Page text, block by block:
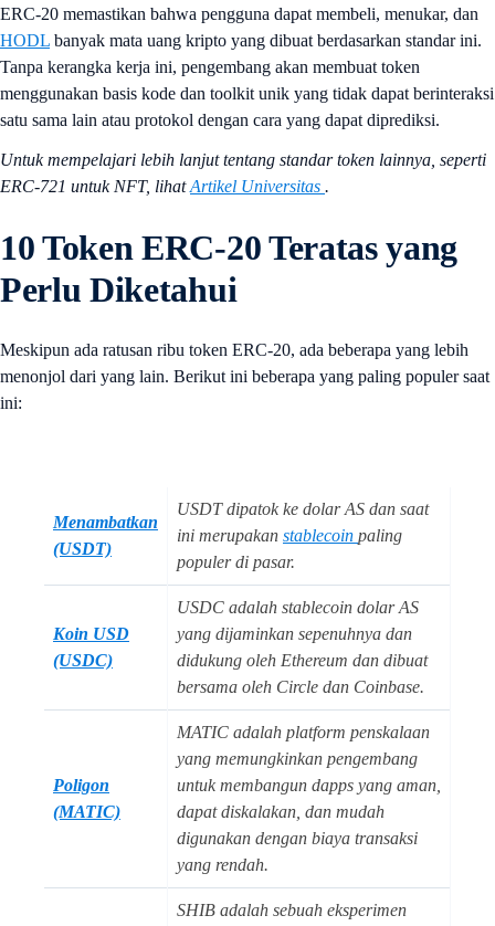
ERC-20 memastikan bahwa pengguna dapat membeli, menukar, dan
HODL banyak mata uang kripto yang dibuat berdasarkan standar ini.
Tanpa kerangka kerja ini, pengembang akan membuat token
menggunakan basis kode dan toolkit unik yang tidak dapat berinteraksi
satu sama lain atau protokol dengan cara yang dapat diprediksi.
Untuk mempelajari lebih lanjut tentang standar token lainnya, seperti
ERC-721 untuk NFT, lihatArtikel Universitas .
10 Token ERC-20 Teratas yang
Perlu Diketahui
Meskipun ada ratusan ribu token ERC-20, ada beberapa yang lebih
menonjol dari yang lain. Berikut ini beberapa yang paling populer saat
ini:
Menambatkan
(USDT)
USDT dipatok ke dolar AS dan saat
ini merupakan stablecoin paling
populer di pasar.
Koin USD
(USDC)
USDC adalah stablecoin dolar AS
yang dijaminkan sepenuhnya dan
didukung oleh Ethereum dan dibuat
bersama oleh Circle dan Coinbase.
Poligon
(MATIC)
MATIC adalah platform penskalaan
yang memungkinkan pengembang
untuk membangun dapps yang aman,
dapat diskalakan, dan mudah
digunakan dengan biaya transaksi
yang rendah.
SHIB adalah sebuah eksperimen